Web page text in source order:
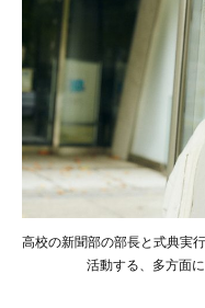
高校の新聞部の部長と式典実
活動する、多方面